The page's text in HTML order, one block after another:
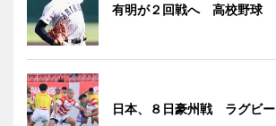
有明が２回戦へ 高校野球
日本、８日豪州戦 ラグビー